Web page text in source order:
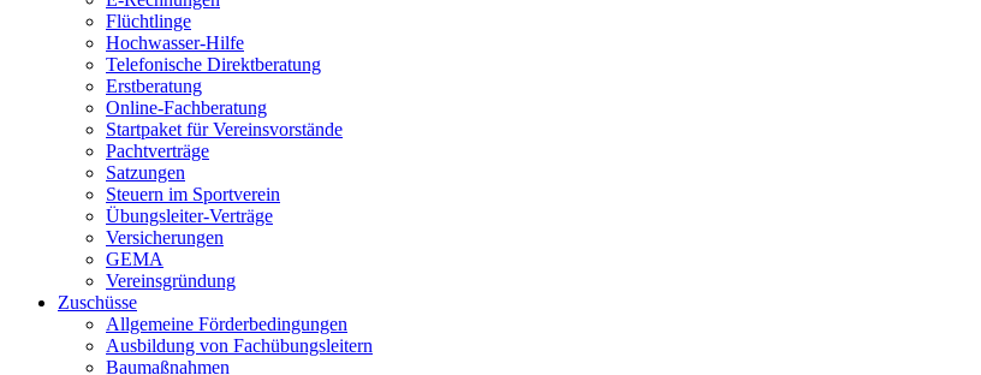
Flüchtlinge
Hochwasser-Hilfe
Telefonische Direktberatung
Erstberatung
Online-Fachberatung
Startpaket für Vereinsvorstände
Pachtverträge
Satzungen
Steuern im Sportverein
Übungsleiter-Verträge
Versicherungen
GEMA
Vereinsgründung
Zuschüsse
Allgemeine Förderbedingungen
Ausbildung von Fachübungsleitern
Baumaßnahmen